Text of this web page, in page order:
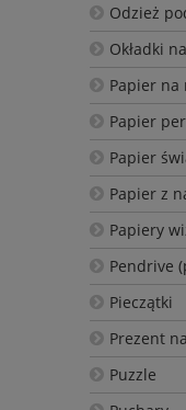
Odzież
Okładki
Papier na
Papier
Papier
Papier z
Papiery
Pendrive
Pieczątki
Prezent
Puzzle